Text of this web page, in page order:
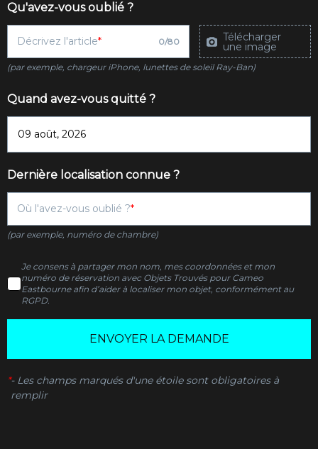
Qu'avez-vous oublié ?
Décrivez l'article 0/80 Télécharger
une image
(par exemple, chargeur iPhone, lunettes de soleil Ray-Ban)
Quand avez-vous quitté ?
Dernière localisation connue ?
Où l'avez-vous oublié ?
(par exemple, numéro de chambre)
Je consens à partager mon nom, mes coordonnées et mon
numéro de réservation avec Objets Trouvés pour Cameo
Eastbourne afin d’aider à localiser mon objet, conformément au
RGPD.
ENVOYER LA DEMANDE
*- Les champs marqués d'une étoile sont obligatoires à
remplir